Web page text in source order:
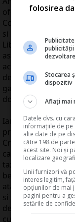
oferindu-le tichete
Compliments®!
si practica de a
Libertatea de
astfel asigurand
achizitionat si nu
de magazine
garanteaza
dorit!
Iar daca nu esti
pragmatic al
Craciun sub forma
carduri
taxe si impozite
beneficiar.Astfel,
atat, cardul
si scutirea
de 16%! Cardurile
cu cardurile
folosirea
Stocarea
dispozitiv
Aflați mai
Datele dvs. cu
informațiile de pe
alte date de pe
către 198 de
acest site. Noi și
localizare
Unii furnizori vă
interes legitim,
opțiunilor de mai
pagini pentru a
setările de